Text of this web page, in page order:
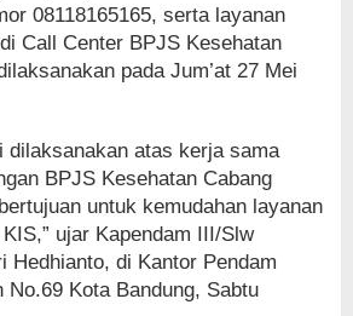
08118165165, serta layanan
Call Center BPJS Kesehatan
pada Jum’at 27 Mei
dilaksanakan atas kerja sama
BPJS Kesehatan Cabang
untuk kemudahan layanan
ujar Kapendam III/Slw
Hedhianto, di Kantor Pendam
No.69 Kota Bandung, Sabtu